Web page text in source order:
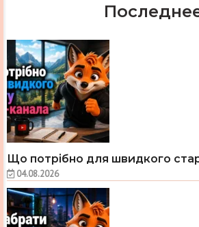
Що потрібно для швидкого
04.08.2026